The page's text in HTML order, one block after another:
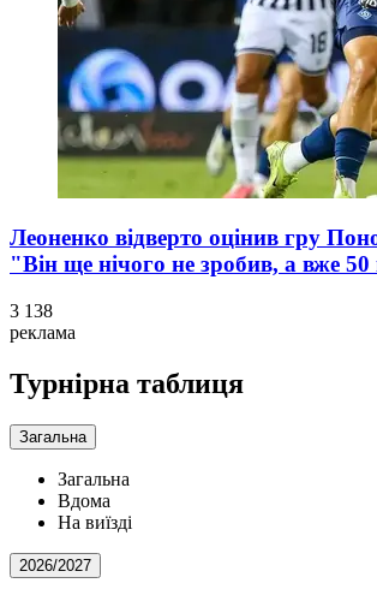
Леоненко відверто оцінив гру
"Він ще нічого не зробив, а вже 50
3 138
реклама
Турнірна таблиця
Загальна
Загальна
Вдома
На виїзді
2026/2027